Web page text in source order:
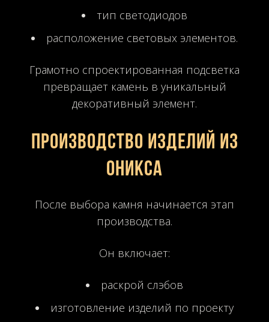
тип светодиодов
расположение световых элементов.
Грамотно спроектированная подсветка
превращает камень в уникальный
декоративный элемент.
Производство изделий из
оникса
После выбора камня начинается этап
производства.
Он включает:
раскрой слэбов
изготовление изделий по проекту